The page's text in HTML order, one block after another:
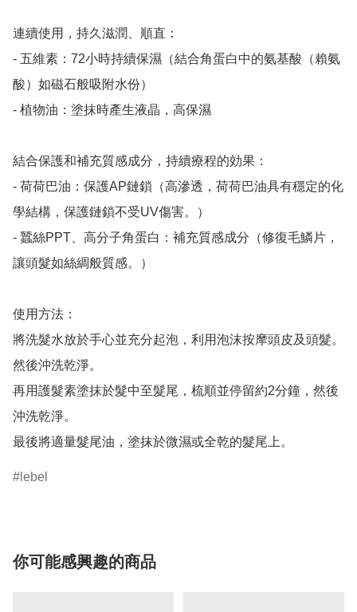
連續使用，持久滋潤、順直：
- 五維素：72小時持續保濕（結合角蛋白中的氨基酸（賴氨
酸）如磁石般吸附水份）
- 植物油：塗抹時產生液晶，高保濕
結合保護和補充質感成分，持續療程的効果：
- 荷荷巴油：保護AP鏈鎖（高滲透，荷荷巴油具有穩定的化
學結構，保護鏈鎖不受UV傷害。）
- 蠶絲PPT、高分子角蛋白：補充質感成分（修復毛鱗片，
讓頭髮如絲綢般質感。）
使用方法：
將洗髮水放於手心並充分起泡，利用泡沫按摩頭皮及頭髮。
然後沖洗乾淨。
再用護髮素塗抹於髮中至髮尾，梳順並停留約2分鐘，然後
沖洗乾淨。
最後將適量髮尾油，塗抹於微濕或全乾的髮尾上。
lebel
你可能感興趣的商品